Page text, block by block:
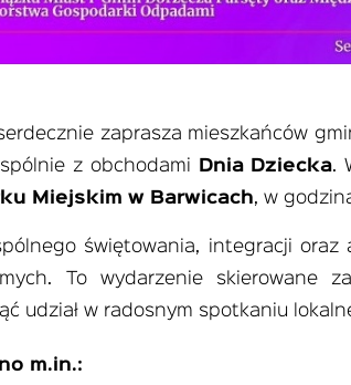
zaprasza mieszkańców
z obchodami
Dnia Dziecka.
Miejskim w Barwicach, w
świętowania, integracji
To wydarzenie skierowane
udział w radosnym spotkaniu
m.in.: